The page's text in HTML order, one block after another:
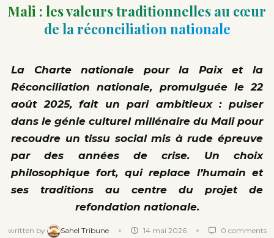
Mali : les valeurs traditionnelles au cœur
de la réconciliation nationale
La Charte nationale pour la Paix et la
Réconciliation nationale, promulguée le 22
août 2025, fait un pari ambitieux : puiser
dans le génie culturel millénaire du Mali pour
recoudre un tissu social mis à rude épreuve
par des années de crise. Un choix
philosophique fort, qui replace l’humain et
ses traditions au centre du projet de
refondation nationale.
written by Sahel Tribune 14 mai 2026
0 comments